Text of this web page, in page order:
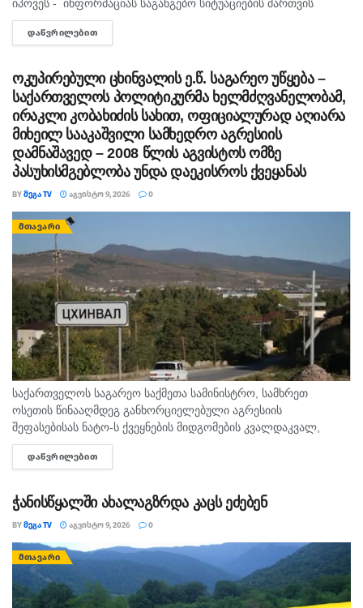
იპოვეს - ინფორმაციას საგანგებო სიტუაციების მართვის
სამსახური ადასტურებს. მის სიცოცხლეს საფრთხე არ ემუქრება.
შემთხვევა წალენჯიხის მუნიციპალიტეტის სოფელ სქურში...
ᲓᲐᲬᲕᲠᲘᲚᲔᲑᲘᲗ
ოკუპირებული ცხინვალის ე.წ. საგარეო უწყება –
საქართველოს პოლიტიკურმა ხელმძღვანელობამ,
ირაკლი კობახიძის სახით, ოფიციალურად აღიარა
მიხეილ სააკაშვილი სამხედრო აგრესიის
დამნაშავედ – 2008 წლის აგვისტოს ომზე
პასუხისმგებლობა უნდა დაეკისროს ქვეყანას
BYᲛᲔᲒᲐ TV ᲐᲒᲕᲘᲡᲢᲝ 9, 2026 0
ᲛᲗᲐᲕᲐᲠᲘ
საქართველოს საგარეო საქმეთა სამინისტრო, სამხრეთ
ოსეთის წინააღმდეგ განხორციელებული აგრესიის
შეფასებისას ნატო-ს ქვეყნების მიდგომების კვალდაკვალ,
საკუთარი ხალხის და საერთაშორისო საზოგადოების
შეცდომაში შეყვანას აგრძელებს, - ამის შესახებ აღნიშნულია
ᲓᲐᲬᲕᲠᲘᲚᲔᲑᲘᲗ
ჭანისწყალში ახალაგზრდა კაცს ეძებენ
BYᲛᲔᲒᲐ TV ᲐᲒᲕᲘᲡᲢᲝ 9, 2026 0
ᲛᲗᲐᲕᲐᲠᲘ